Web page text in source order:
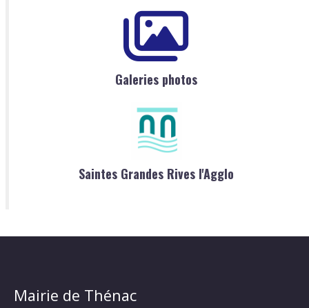
Galeries photos
Saintes Grandes Rives l'Agglo
Mairie de Thénac